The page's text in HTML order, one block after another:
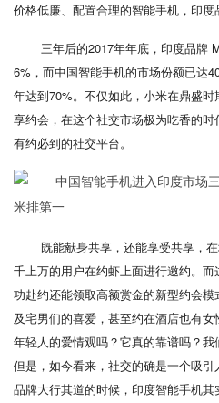
价格低廉、配置合理的智能手机，印度
三年后的2017年年底，印度品牌
6%，而中国智能手机的市场份额已达
年达到70%。不仅如此，小米在鼎盛
享约会，在这个社交市场极为吃香的
有约必到的社交平台。
既能献身共享，还能享受共享，
千上万的用户在约虾上面进行邀约。
功赴约还能领取高额赏金的新型约会
及宅男们的喜爱，甚至约在酒店也有
年轻人的爱情观吗？它真的靠谱吗？我
但是，如今看来，社交的确是一个吸
品牌大行其道的时候，印度智能手机